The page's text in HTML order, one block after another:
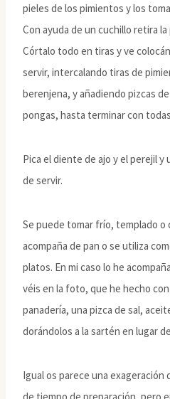
pieles de los pimientos y los
Con ayuda de un cuchillo retira
Córtalo todo en tiras y ve
servir, intercalando tiras de
berenjena, y añadiendo pizcas
pongas, hasta terminar con
Pica el diente de ajo y el perejil
de servir.
Se puede tomar frío, templado o
acompaña de pan o se utiliza
platos. En mi caso lo he
véis en la foto, que he hecho
panadería, una pizca de sal,
dorándolos a la sartén en lugar
Igual os parece una